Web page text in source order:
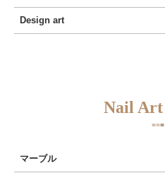
Design art
Nail Art
■■■
マーブル